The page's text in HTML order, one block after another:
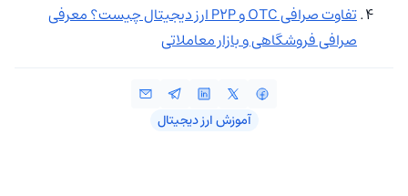
تفاوت صرافی OTC و P2P ارز دیجیتال چیست؟ معرفی
صرافی فروشگاهی و بازار معاملاتی
آموزش ارز دیجیتال